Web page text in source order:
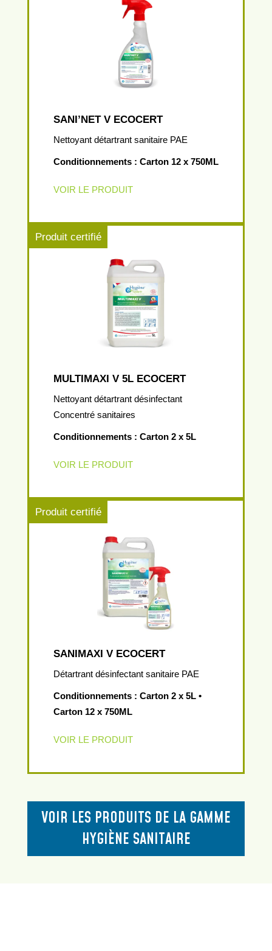
SANI’NET V ECOCERT
Nettoyant détartrant sanitaire PAE
Conditionnements : Carton 12 x 750ML
VOIR LE PRODUIT
Produit certifié
MULTIMAXI V 5L ECOCERT
Nettoyant détartrant désinfectant
Concentré sanitaires
Conditionnements : Carton 2 x 5L
VOIR LE PRODUIT
Produit certifié
SANIMAXI V ECOCERT
Détartrant désinfectant sanitaire PAE
Conditionnements : Carton 2 x 5L •
Carton 12 x 750ML
VOIR LE PRODUIT
VOIR LES PRODUITS DE LA GAMME
HYGIÈNE SANITAIRE